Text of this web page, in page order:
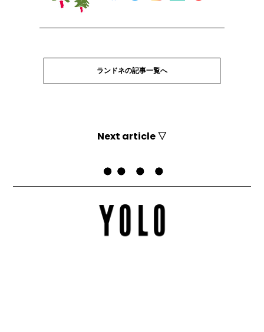
ランドネの記事一覧へ
Next article ▽
マイナスイオンたっぷり！ 夏のトレッキングは滝を目指そう